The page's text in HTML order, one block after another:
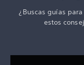
¿Buscas guías
estos